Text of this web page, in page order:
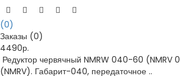
(0)
Заказы (0)
4490р.
Редуктор червячный NMRW 040-60 (NMRV
(NMRV). Габарит-040, передаточное ..